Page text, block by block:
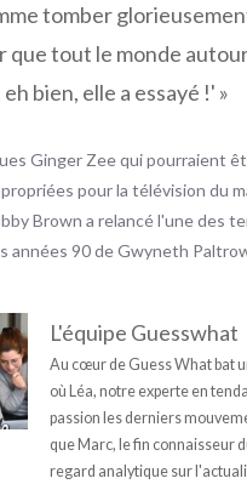
tomber
que tout le monde
bien, elle a essayé !' »
Ginger Zee qui pourraient
pour la télévision du
Brown a relancé l'une des
années 90 de Gwyneth
L'équipe Guesswhat
Au cœur de Guess What bat
où Léa, notre experte en
passion les derniers
que Marc, le fin connaisseur
regard analytique sur